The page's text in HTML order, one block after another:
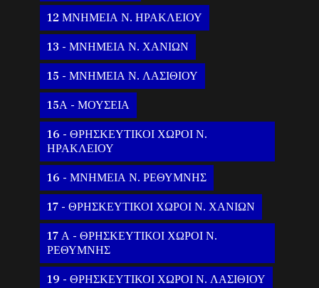
12 ΜΝΗΜΕΙΑ Ν. ΗΡΑΚΛΕΙΟΥ
13 - ΜΝΗΜΕΙΑ Ν. ΧΑΝΙΩΝ
15 - ΜΝΗΜΕΙΑ Ν. ΛΑΣΙΘΙΟΥ
15Α - ΜΟΥΣΕΙΑ
16 - ΘΡΗΣΚΕΥΤΙΚΟΙ ΧΩΡΟΙ Ν.
ΗΡΑΚΛΕΙΟΥ
16 - ΜΝΗΜΕΙΑ Ν. ΡΕΘΥΜΝΗΣ
17 - ΘΡΗΣΚΕΥΤΙΚΟΙ ΧΩΡΟΙ Ν. ΧΑΝΙΩΝ
17 Α - ΘΡΗΣΚΕΥΤΙΚΟΙ ΧΩΡΟΙ Ν.
ΡΕΘΥΜΝΗΣ
19 - ΘΡΗΣΚΕΥΤΙΚΟΙ ΧΩΡΟΙ Ν. ΛΑΣΙΘΙΟΥ